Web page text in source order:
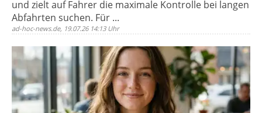
und zielt auf Fahrer die maximale Kontrolle bei langen
Abfahrten suchen. Für ...
ad-hoc-news.de, 19.07.26 14:13 Uhr